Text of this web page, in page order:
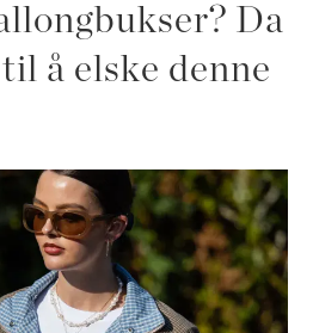
Da
å elske denne